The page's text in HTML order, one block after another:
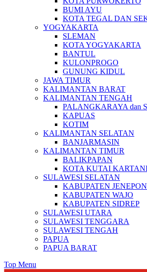
BUMI AYU
KOTA TEGAL DAN
YOGYAKARTA
SLEMAN
KOTA YOGYAKARTA
BANTUL
KULONPROGO
GUNUNG KIDUL
JAWA TIMUR
KALIMANTAN BARAT
KALIMANTAN TENGAH
PALANGKARAYA dan
KAPUAS
KOTIM
KALIMANTAN SELATAN
BANJARMASIN
KALIMANTAN TIMUR
BALIKPAPAN
KOTA KUTAI
SULAWESI SELATAN
KABUPATEN
KABUPATEN WAJO
KABUPATEN SIDREP
SULAWESI UTARA
SULAWESI TENGGARA
SULAWESI TENGAH
PAPUA
PAPUA BARAT
Top Menu